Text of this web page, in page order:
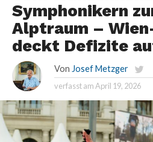
Symphonikern
Alptraum –
deckt Defizite
Von Josef Metzger
verfasst amApril 19, 2026